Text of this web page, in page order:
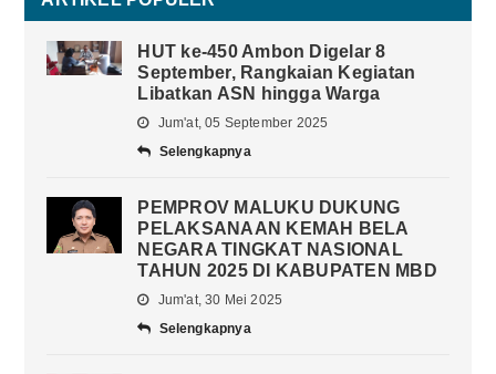
HUT ke-450 Ambon Digelar 8
September, Rangkaian Kegiatan
Libatkan ASN hingga Warga
Jum'at, 05 September 2025
Selengkapnya
PEMPROV MALUKU DUKUNG
PELAKSANAAN KEMAH BELA
NEGARA TINGKAT NASIONAL
TAHUN 2025 DI KABUPATEN MBD
Jum'at, 30 Mei 2025
Selengkapnya